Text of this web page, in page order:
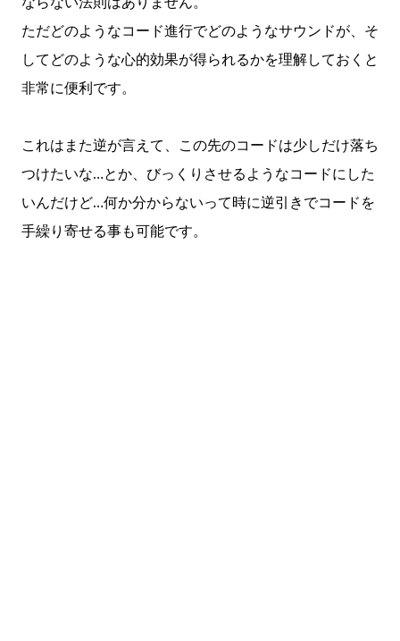
ただどのようなコード進行でどのようなサウンドが、そ
してどのような心的効果が得られるかを理解しておくと
非常に便利です。
これはまた逆が言えて、この先のコードは少しだけ落ち
つけたいな…とか、びっくりさせるようなコードにした
いんだけど…何か分からないって時に逆引きでコードを
手繰り寄せる事も可能です。